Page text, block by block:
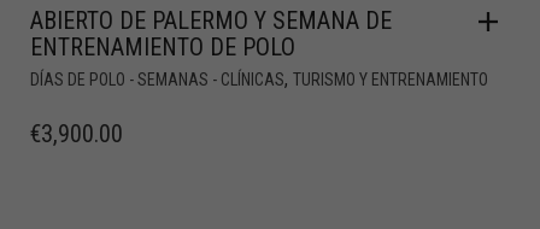
ABIERTO DE PALERMO Y SEMANA DE
ENTRENAMIENTO DE POLO
DÍAS DE POLO - SEMANAS - CLÍNICAS, TURISMO Y ENTRENAMIENTO
€3,900.00